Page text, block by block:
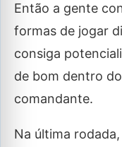
Então a gente
formas de jogar
consiga
de bom dentro
comandante.
Na última